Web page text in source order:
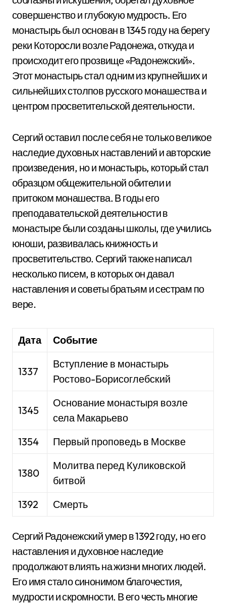
совершенство и глубокую мудрость. Его
монастырь был основан в 1345 году на берегу
реки Которосли возле Радонежа, откуда и
происходит его прозвище «Радонежский».
Этот монастырь стал одним из крупнейших и
сильнейших столпов русского монашества и
центром просветительской деятельности.
Сергий оставил после себя не только великое
наследие духовных наставлений и авторские
произведения, но и монастырь, который стал
образцом общежительной обители и
притоком монашества. В годы его
преподавательской деятельности в
монастыре были созданы школы, где учились
юноши, развивалась книжность и
просветительство. Сергий также написал
несколько писем, в которых он давал
наставления и советы братьям и сестрам по
вере.
Дата Событие
1337
Вступление в монастырь
Ростово-Борисоглебский
1345
Основание монастыря возле
села Макарьево
1354
Первый проповедь в Москве
1380
Молитва перед Куликовской
битвой
1392
Смерть
Сергий Радонежский умер в 1392 году, но его
наставления и духовное наследие
продолжают влиять на жизни многих людей.
Его имя стало синонимом благочестия,
мудрости и скромности. В его честь многие